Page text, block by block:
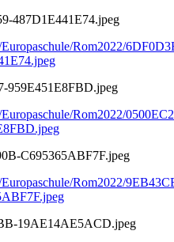
487D1E441E74.jpeg
Rom2022/
959E451E8FBD.jpeg
Rom2022/
C695365ABF7F.jpeg
Europaschule/Rom2022/
19AE14AE5ACD.jpeg